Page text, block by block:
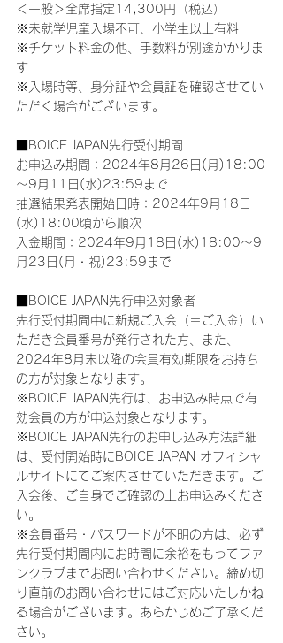
＜一般＞全席指定14,300円（税込）
※未就学児童入場不可、小学生以上有料
※チケット料金の他、手数料が別途かかりま
す
※入場時等、身分証や会員証を確認させてい
ただく場合がございます。
■BOICE JAPAN先行受付期間
お申込み期間：2024年8月26日(月)18:00
～9月11日(水)23:59まで
抽選結果発表開始日時：2024年9月18日
(水)18:00頃から順次
入金期間：2024年9月18日(水)18:00～9
月23日(月・祝)23:59まで
■BOICE JAPAN先行申込対象者
先行受付期間中に新規ご入会（＝ご入金）い
ただき会員番号が発行された方、また、
2024年8月末以降の会員有効期限をお持ち
の方が対象となります。
※BOICE JAPAN先行は、お申込み時点で有
効会員の方が申込対象となります。
※BOICE JAPAN先行のお申し込み方法詳細
は、受付開始時にBOICE JAPAN オフィシャ
ルサイトにてご案内させていただきます。ご
入会後、ご自身でご確認の上お申込みくださ
い。
※会員番号・パスワードが不明の方は、必ず
先行受付期間内にお時間に余裕をもってファ
ンクラブまでお問い合わせください。締め切
り直前のお問い合わせにはご対応いたしかね
る場合がございます。あらかじめご了承くだ
さい。